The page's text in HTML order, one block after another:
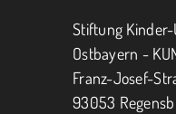
Jeder kann helfen.
MITMACHEN
Stiftung
Ostbayern -
Franz-Josef-
93053